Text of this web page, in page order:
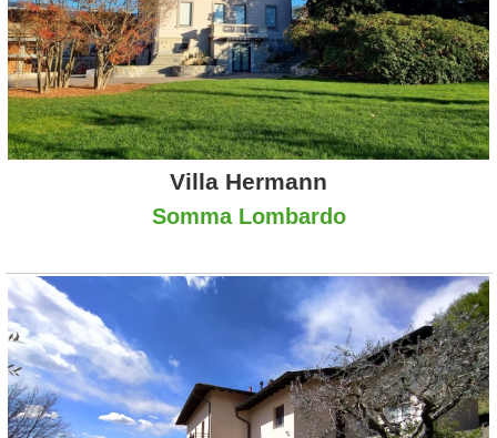
Villa Hermann
Somma Lombardo